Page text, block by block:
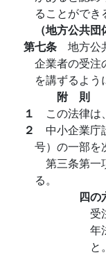
ることができ
（地方公共団
第七条 地方公
企業者の受注
を講ずるよう
附 則
１ この法律は
２ 中小企業庁
号）の一部を
第三条第一
る。
四
受
年
と。